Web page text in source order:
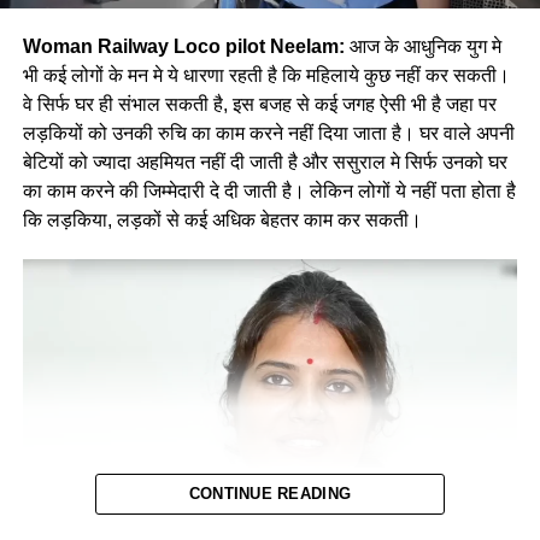
Woman Railway Loco pilot Neelam: आज के आधुनिक युग मे
भी कई लोगों के मन मे ये धारणा रहती है कि महिलाये कुछ नहीं कर सकती।
वे सिर्फ घर ही संभाल सकती है, इस बजह से कई जगह ऐसी भी है जहा पर
लड़कियों को उनकी रुचि का काम करने नहीं दिया जाता है। घर वाले अपनी
बेटियों को ज्यादा अहमियत नहीं दी जाती है और ससुराल मे सिर्फ उनको घर
का काम करने की जिम्मेदारी दे दी जाती है। लेकिन लोगों ये नहीं पता होता है
कि लड़किया, लड़कों से कई अधिक बेहतर काम कर सकती।
CONTINUE READING